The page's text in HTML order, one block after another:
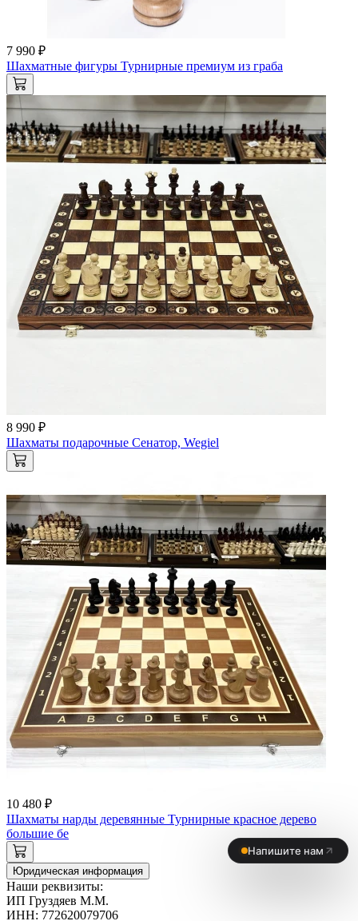
7 990 ₽
Шахматные фигуры Турнирные премиум из граба
8 990 ₽
Шахматы подарочные Сенатор, Wegiel
10 480 ₽
Шахматы нарды деревянные Турнирные красное дерево
большие бе
Юридическая информация
Наши реквизиты:
ИП Груздяев М.М.
ИНН: 772620079706